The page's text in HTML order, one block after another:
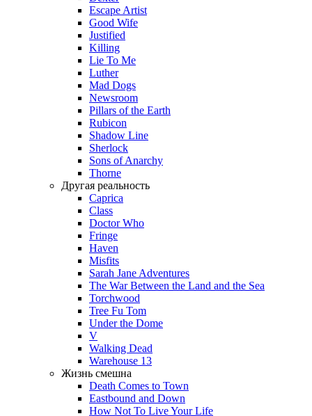
Escape Artist
Good Wife
Justified
Killing
Lie To Me
Luther
Mad Dogs
Newsroom
Pillars of the Earth
Rubicon
Shadow Line
Sherlock
Sons of Anarchy
Thorne
Другая реальность
Caprica
Class
Doctor Who
Fringe
Haven
Misfits
Sarah Jane Adventures
The War Between the Land and the Sea
Torchwood
Tree Fu Tom
Under the Dome
V
Walking Dead
Warehouse 13
Жизнь смешна
Death Comes to Town
Eastbound and Down
How Not To Live Your Life